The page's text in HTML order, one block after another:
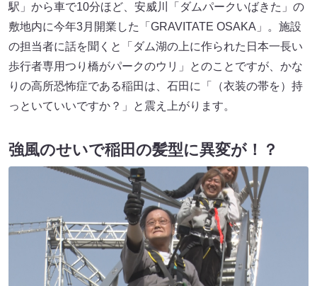
駅」から車で10分ほど、安威川「ダムパークいばきた」の
敷地内に今年3月開業した「GRAVITATE OSAKA」。施設
の担当者に話を聞くと「ダム湖の上に作られた日本一長い
歩行者専用つり橋がパークのウリ」とのことですが、かな
りの高所恐怖症である稲田は、石田に「（衣装の帯を）持
っといていいですか？」と震え上がります。
強風のせいで稲田の髪型に異変が！？